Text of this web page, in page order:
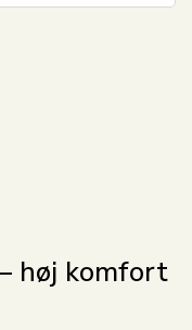
høj komfort